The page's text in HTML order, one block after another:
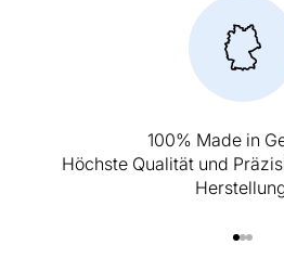
100% Made in
Höchste Qualität und
Gehe